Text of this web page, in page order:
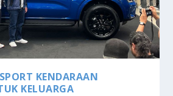
KENDARAAN
KELUARGA